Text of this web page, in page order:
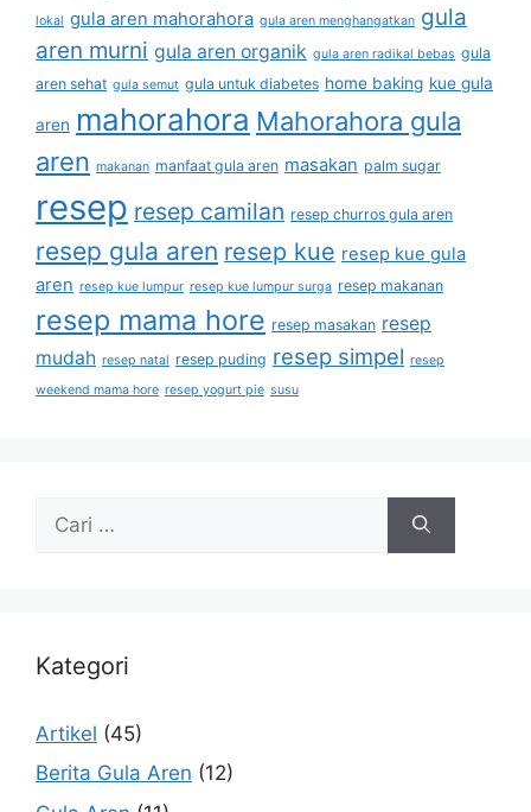
lokal gula aren mahorahora gula aren menghangatkan gula
aren murni gula aren organik gula aren radikal bebas gula
aren sehat gula semut gula untuk diabetes home baking kue gula
aren mahorahora Mahorahora gula
aren makanan manfaat gula aren masakan palm sugar
resep resep camilan resep churros gula aren
resep gula aren resep kue resep kue gula
aren resep kue lumpur resep kue lumpur surga resep makanan
resep mama hore resep masakan resep
mudah resep natal resep puding resep simpel resep
weekend mama hore resep yogurt pie susu
Kategori
Artikel (45)
Berita Gula Aren (12)